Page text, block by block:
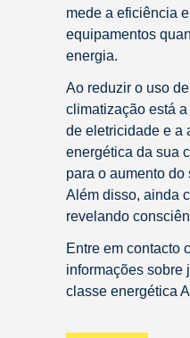
mede a eficiência
equipamentos
energia.
Ao reduzir o uso
climatização está
de eletricidade e a
energética da sua
para o aumento do
Além disso, ainda
revelando
Entre em contacto
informações sobre
classe energética